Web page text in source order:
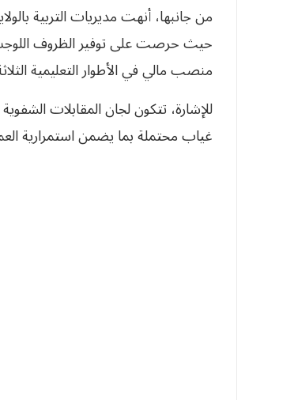
من جانبها، أنهت مديريات التربية
منصب مالي في الأطوار التعليمية
للإشارة، تتكون لجان المقابلات
غياب محتملة بما يضمن استمرارية